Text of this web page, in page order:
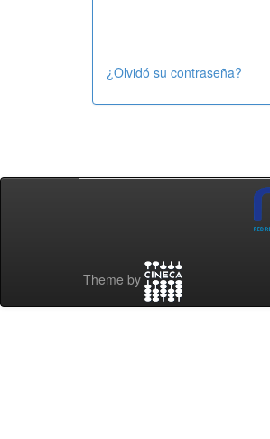
¿Olvidó su contraseña?
Theme by